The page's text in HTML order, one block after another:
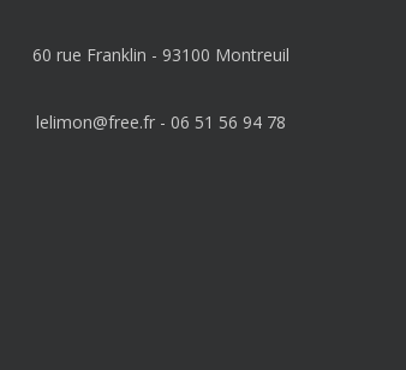
60 rue Franklin - 93100 Montreuil
lelimon@free.fr- 06 51 56 94 78